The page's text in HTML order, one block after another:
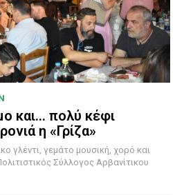
και… πολύ κέφι
η «Γρίζα»
γλέντι, γεμάτο μουσική, χορό και
Σύλλογος Αρβανίτικου